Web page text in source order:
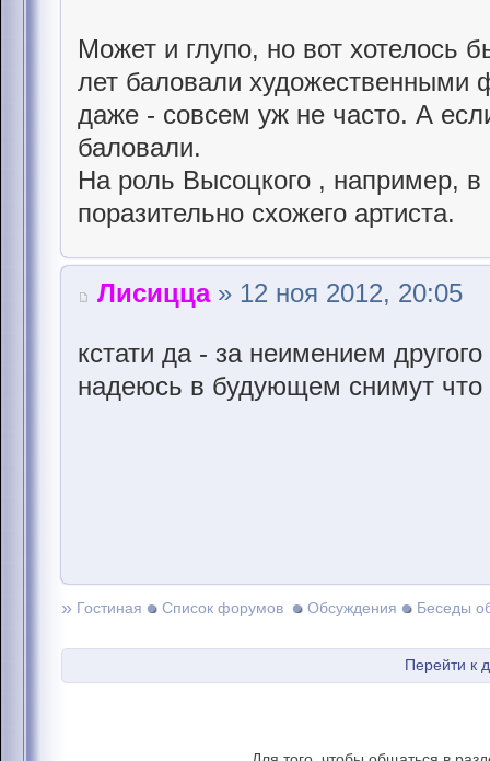
Может и глупо, но вот хотелось
лет баловали
даже - совсем уж не часто. А
баловали.
На роль Высоцкого , например,
поразительно схожего артиста.
Лисицца» 12 ноя 2012, 20:05
кстати да - за неимением
надеюсь в будующем снимут что
» Гостиная Список форумов Обсуждения Беседы
Перейти к